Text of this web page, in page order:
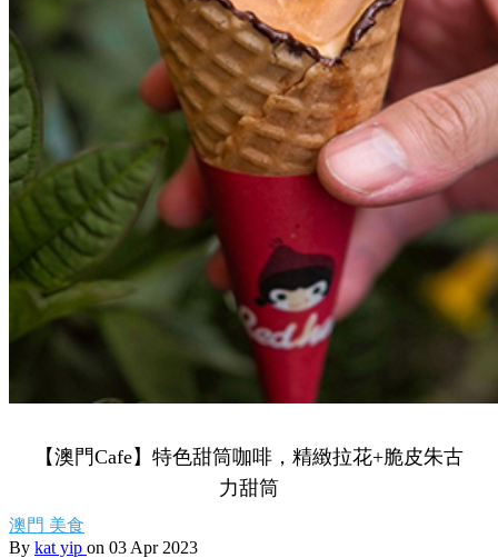
【澳門Cafe】特色甜筒咖啡，精緻拉花+脆皮朱古
力甜筒
澳門 美食
By kat yip on 03 Apr 2023